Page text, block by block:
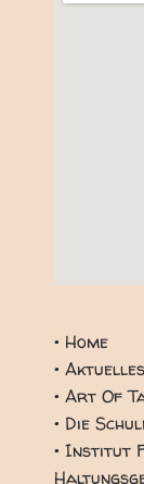
• Home
• Aktuelles
• Art Of
• Die
• Institut